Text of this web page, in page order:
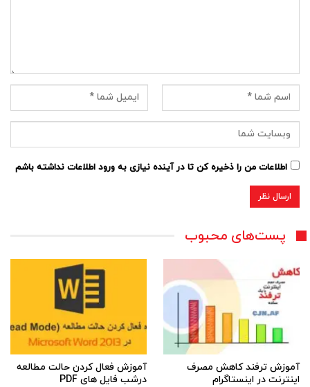
اطلاعات من را ذخیره کن تا در آینده نیازی به ورود اطلاعات نداشته باشم
پست‌های محبوب
آموزش ترفند کاهش مصرف
اینترنت در اینستاگرام
آموزش فعال کردن حالت مطالعه
درشب فایل های PDF